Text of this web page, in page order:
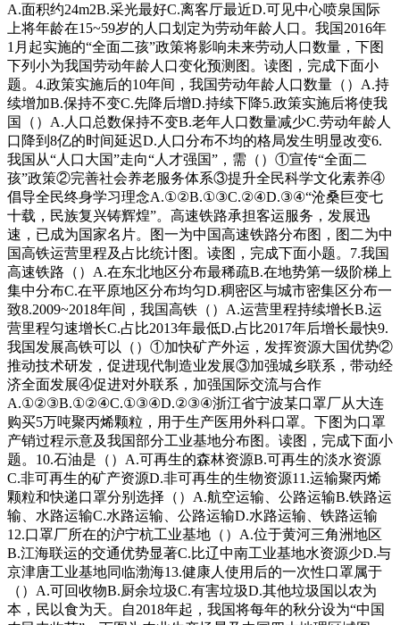
A.面积约24m2B.采光最好C.离客厅最近D.可见中心喷泉国际
上将年龄在15~59岁的人口划定为劳动年龄人口。我国2016年
1月起实施的“全面二孩”政策将影响未来劳动人口数量，下图
下列小为我国劳动年龄人口变化预测图。读图，完成下面小
题。4.政策实施后的10年间，我国劳动年龄人口数量（）A.持
续增加B.保持不变C.先降后增D.持续下降5.政策实施后将使我
国（）A.人口总数保持不变B.老年人口数量减少C.劳动年龄人
口降到8亿的时间延迟D.人口分布不均的格局发生明显改变6.
我国从“人口大国”走向“人才强国”，需（）①宣传“全面二
孩”政策②完善社会养老服务体系③提升全民科学文化素养④
倡导全民终身学习理念A.①②B.①③C.②④D.③④“沧桑巨变七
十载，民族复兴铸辉煌”。高速铁路承担客运服务，发展迅
速，已成为国家名片。图一为中国高速铁路分布图，图二为中
国高铁运营里程及占比统计图。读图，完成下面小题。7.我国
高速铁路（）A.在东北地区分布最稀疏B.在地势第一级阶梯上
集中分布C.在平原地区分布均匀D.稠密区与城市密集区分布一
致8.2009~2018年间，我国高铁（）A.运营里程持续增长B.运
营里程匀速增长C.占比2013年最低D.占比2017年后增长最快9.
我国发展高铁可以（）①加快矿产外运，发挥资源大国优势②
推动技术研发，促进现代制造业发展③加强城乡联系，带动经
济全面发展④促进对外联系，加强国际交流与合作
A.①②③B.①②④C.①③④D.②③④浙江省宁波某口罩厂从大连
购买5万吨聚丙烯颗粒，用于生产医用外科口罩。下图为口罩
产销过程示意及我国部分工业基地分布图。读图，完成下面小
题。10.石油是（）A.可再生的森林资源B.可再生的淡水资源
C.非可再生的矿产资源D.非可再生的生物资源11.运输聚丙烯
颗粒和快递口罩分别选择（）A.航空运输、公路运输B.铁路运
输、水路运输C.水路运输、公路运输D.水路运输、铁路运输
12.口罩厂所在的沪宁杭工业基地（）A.位于黄河三角洲地区
B.江海联运的交通优势显著C.比辽中南工业基地水资源少D.与
京津唐工业基地同临渤海13.健康人使用后的一次性口罩属于
（）A.可回收物B.厨余垃圾C.有害垃圾D.其他垃圾国以农为
本，民以食为天。自2018年起，我国将每年的秋分设为“中国